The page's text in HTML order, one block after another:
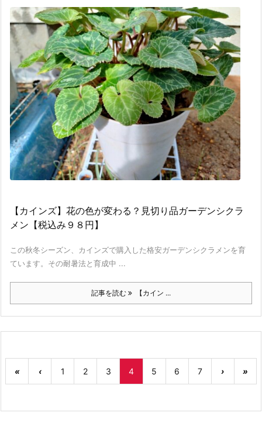
【カインズ】花の色が変わる？見切り品ガーデンシクラ
メン【税込み９８円】
この秋冬シーズン、カインズで購入した格安ガーデンシクラメンを育
ています。その耐暑法と育成中 ...
記事を読む 【カイン ...
« ‹ 1 2 3 4 5 6 7 › »